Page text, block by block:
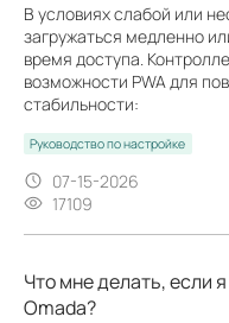
В условиях слабой или
загружаться медленно
время доступа.
возможности PWA для
стабильности:
Руководство по настройке
07-15-2026
17109
Что мне делать, если
Omada?